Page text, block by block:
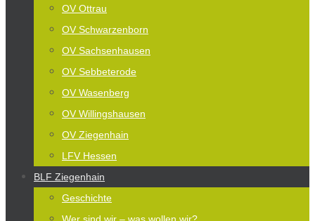
OV Ottrau
OV Schwarzenborn
OV Sachsenhausen
OV Sebbeterode
OV Wasenberg
OV Willingshausen
OV Ziegenhain
LFV Hessen
BLF Ziegenhain
Geschichte